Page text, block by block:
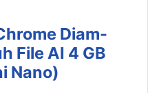
Diam-
File AI 4 GB
Nano)